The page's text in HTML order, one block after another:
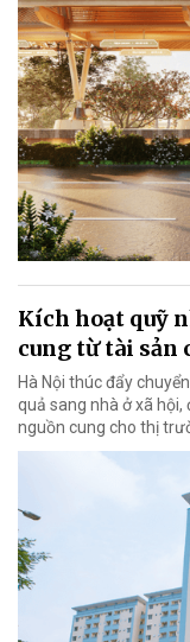
Kích hoạt quỹ
cung từ tài sản
Hà Nội thúc đẩy
quả sang nhà ở xã
nguồn cung cho thị